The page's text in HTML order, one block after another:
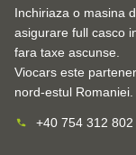
Inchiriaza o masina
asigurare full casco
fara taxe ascunse.
Viocars este
nord-estul Romaniei.
+40 754 312 802